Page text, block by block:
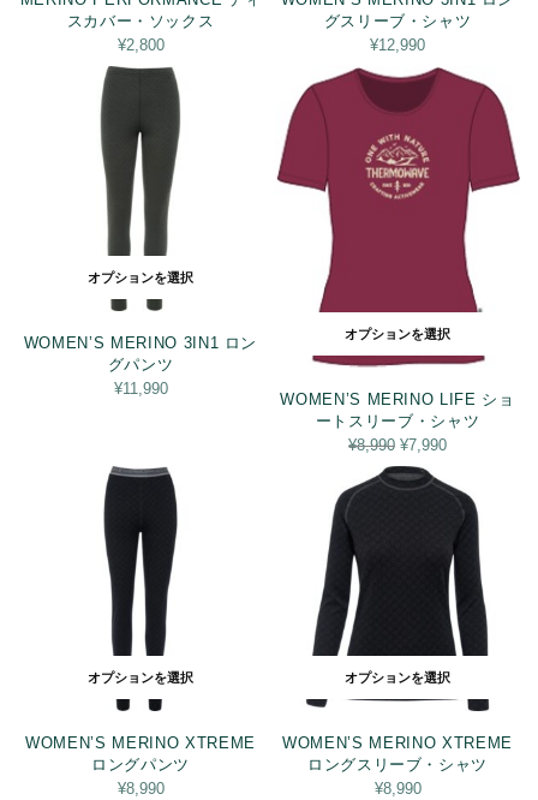
スカバー・ソックス
¥2,800
グスリーブ・シャツ
¥12,990
オプションを選択
WOMEN’S MERINO 3IN1 ロン
グパンツ
¥11,990
オプションを選択
WOMEN’S MERINO LIFE ショ
ートスリーブ・シャツ
¥8,990 元の価
格は
¥8,990
¥7,990現在の
¥7,990
です。
オプションを選択
WOMEN’S MERINO XTREME
ロングパンツ
¥8,990
オプションを選択
WOMEN’S MERINO XTREME
ロングスリーブ・シャツ
¥8,990